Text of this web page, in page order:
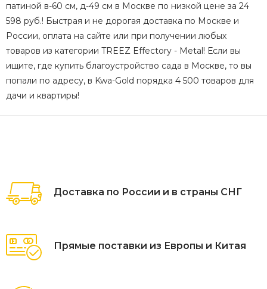
патиной в-60 см, д-49 см в Москве по низкой цене за 24
598 руб.! Быстрая и не дорогая доставка по Москве и
России, оплата на сайте или при получении любых
товаров из категории TREEZ Effectory - Metal! Если вы
ищите, где купить благоустройство сада в Москве, то вы
попали по адресу, в Kwa-Gold порядка 4 500 товаров для
дачи и квартиры!
Доставка по России и в страны СНГ
Прямые поставки из Европы и Китая